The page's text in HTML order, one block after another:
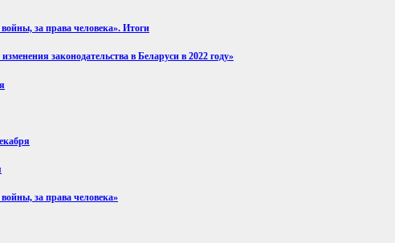
за права человека». Итоги
законодательства в Беларуси в 2022 году»
за права человека»